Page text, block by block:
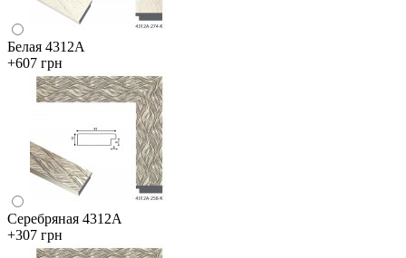
Белая 4312А
+607 грн
Серебряная 4312А
+307 грн